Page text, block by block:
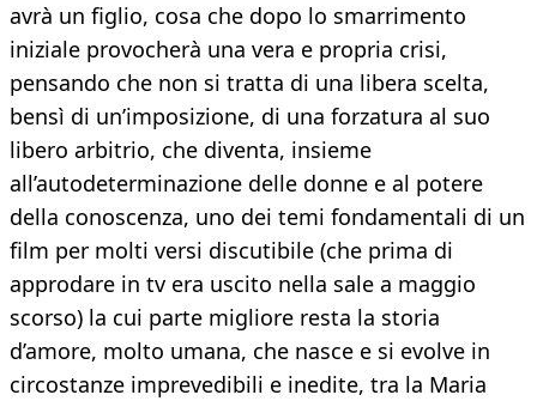
avrà un figlio, cosa che dopo lo smarrimento
iniziale provocherà una vera e propria crisi,
pensando che non si tratta di una libera scelta,
bensì di un’imposizione, di una forzatura al suo
libero arbitrio, che diventa, insieme
all’autodeterminazione delle donne e al potere
della conoscenza, uno dei temi fondamentali di un
film per molti versi discutibile (che prima di
approdare in tv era uscito nella sale a maggio
scorso) la cui parte migliore resta la storia
d’amore, molto umana, che nasce e si evolve in
circostanze imprevedibili e inedite, tra la Maria